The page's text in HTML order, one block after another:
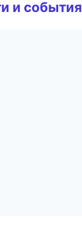
и события